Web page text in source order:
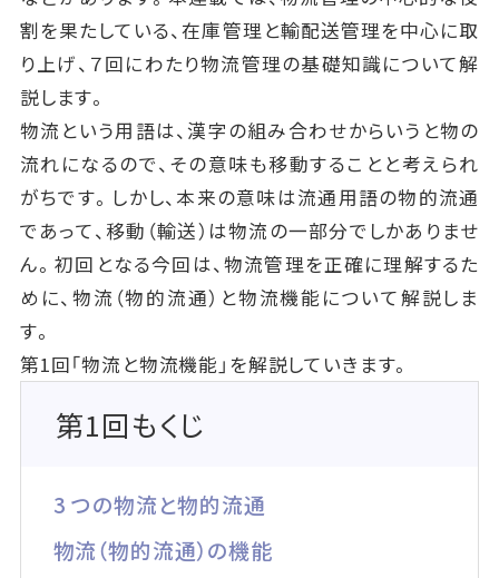
割を果たしている、在庫管理と輸配送管理を中心に取
り上げ、７回にわたり物流管理の基礎知識について解
説します。
物流という用語は、漢字の組み合わせからいうと物の
流れになるので、その意味も移動することと考えられ
がちです。しかし、本来の意味は流通用語の物的流通
であって、移動（輸送）は物流の一部分でしかありませ
ん。初回となる今回は、物流管理を正確に理解するた
めに、物流（物的流通）と物流機能について解説しま
す。
第1回「物流と物流機能」を解説していきます。
第1回もくじ
3 つの物流と物的流通
物流（物的流通）の機能